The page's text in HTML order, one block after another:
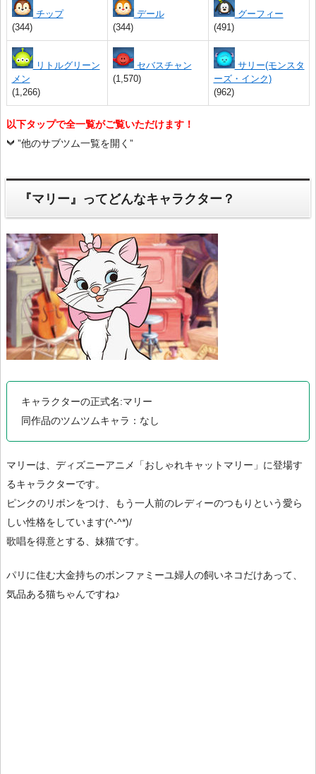
チップ
(344)
デール
(344)
グーフィー
(491)
リトルグリーン
メン
(1,266)
セバスチャン
(1,570)
サリー(モンスタ
ーズ・インク)
(962)
以下タップで全一覧がご覧いただけます！
”他のサブツム一覧を開く”
『マリー』ってどんなキャラクター？
キャラクターの正式名:マリー
同作品のツムツムキャラ：なし
マリーは、ディズニーアニメ「おしゃれキャットマリー」に登場す
るキャラクターです。
ピンクのリボンをつけ、もう一人前のレディーのつもりという愛ら
しい性格をしています(^-^*)/
歌唱を得意とする、妹猫です。
パリに住む大金持ちのボンファミーユ婦人の飼いネコだけあって、
気品ある猫ちゃんですね♪